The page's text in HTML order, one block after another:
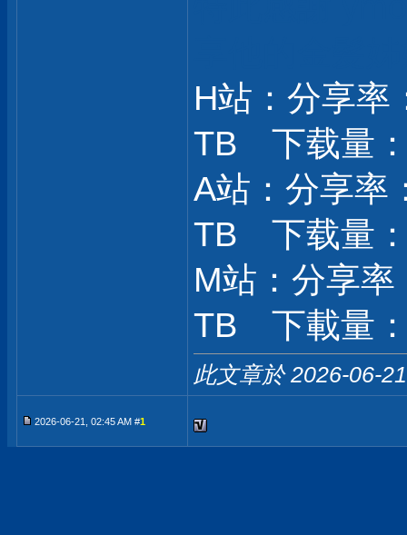
H站：分享
TB 下载量
A站：分享
TB 下载量
M站：分享
TB 下載量
此文章於 2026-06-
2026-06-21, 02:45 AM #1